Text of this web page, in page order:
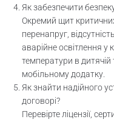
Як забезпечити
Окремий щит критичних
перенапруг,
аварійне освітлення
температури в
мобільному додатку.
Як знайти надійного
договорі?
Перевірте ліцензії,